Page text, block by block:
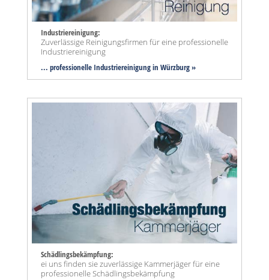
Industriereinigung:
Zuverlässige Reinigungsfirmen für eine professionelle
Industriereinigung
... professionelle Industriereinigung in Würzburg »
Schädlingsbekämpfung:
ei uns finden sie zuverlässige Kammerjäger für eine
professionelle Schädlingsbekämpfung